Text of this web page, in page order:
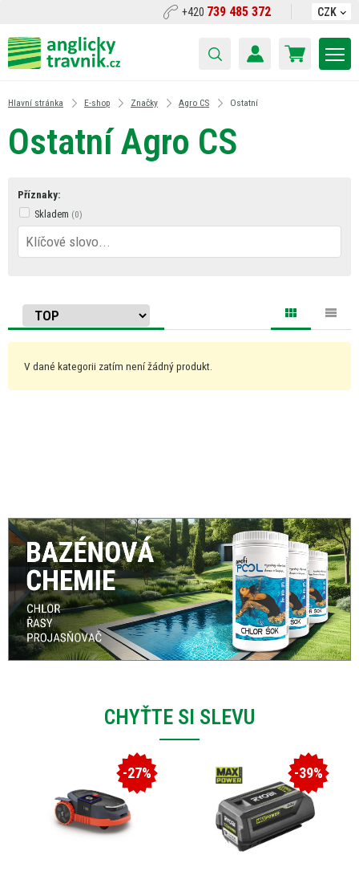
+420 739 485 372 CZK
Hlavní stránka E-shop Značky Agro CS Ostatní
Ostatní Agro CS
Příznaky:
Skladem
V dané kategorii zatím není žádný produkt.
CHYŤTE SI SLEVU
-27% -39%